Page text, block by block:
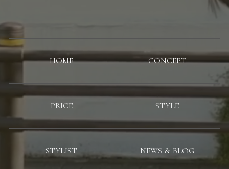
HOME CONCEPT
PRICE STYLE
STYLIST NEWS & BLOG